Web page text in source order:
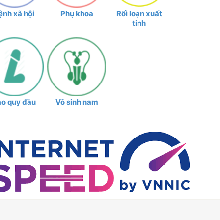
xã hội Phụ khoa
Rối loạn xuất
tinh
quy đầu Vô sinh nam